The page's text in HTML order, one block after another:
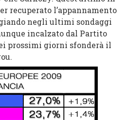
recuperato l’appannamento
negli ultimi sondaggi
incalzato dal Partito
prossimi giorni sfonderà il
.